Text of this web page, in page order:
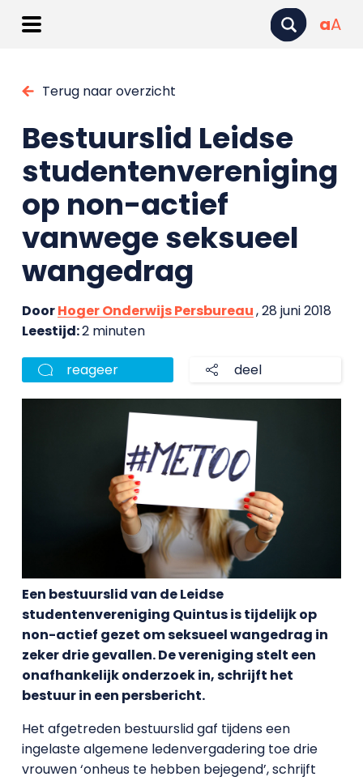
aA
Terug naar overzicht
Bestuurslid Leidse
studentenvereniging
op non-actief
vanwege seksueel
wangedrag
DoorHoger Onderwijs Persbureau, 28 juni 2018
Leestijd:2 minuten
reageer deel
Een bestuurslid van de Leidse
studentenvereniging Quintus is tijdelijk op
non-actief gezet om seksueel wangedrag in
zeker drie gevallen. De vereniging stelt een
onafhankelijk onderzoek in, schrijft het
bestuur in een persbericht.
Het afgetreden bestuurslid gaf tijdens een
ingelaste algemene ledenvergadering toe drie
vrouwen ‘onheus te hebben bejegend’, schrijft